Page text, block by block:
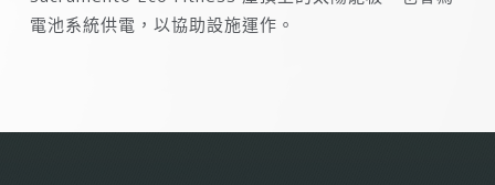
電池系統供電，以協助設施運作。